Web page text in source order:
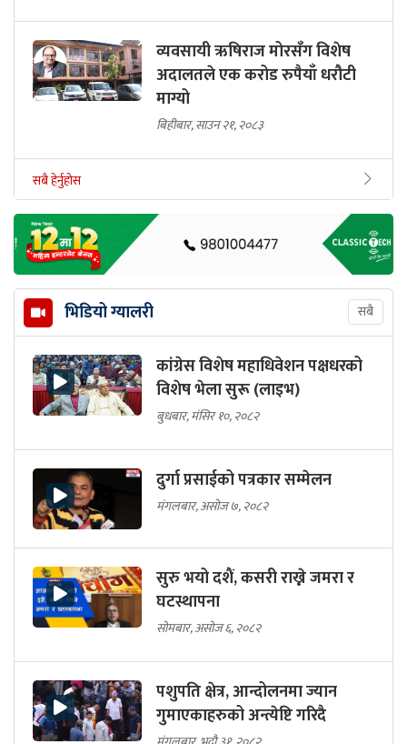
व्यवसायी ऋषिराज मोरसँग विशेष
अदालतले एक करोड रुपैयाँ धरौटी
माग्यो
बिहीबार, साउन २१, २०८३
सबै हेर्नुहोस
भिडियो ग्यालरी सबै
कांग्रेस विशेष महाधिवेशन पक्षधरको
विशेष भेला सुरू (लाइभ)
बुधबार, मंसिर १०, २०८२
दुर्गा प्रसाईको पत्रकार सम्मेलन
मंगलबार, असोज ७, २०८२
सुरु भयो दशैं, कसरी राख्ने जमरा र
घटस्थापना
सोमबार, असोज ६, २०८२
पशुपति क्षेत्र, आन्दोलनमा ज्यान
गुमाएकाहरुको अन्त्येष्टि गरिदै